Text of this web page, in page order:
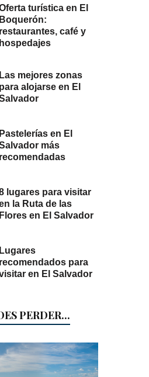
turística en El
Boquerón:
restaurantes, café y
hospedajes
Las mejores zonas
para alojarse en El
Pastelerías en El
más
recomendadas
lugares para visitar
la Ruta de las
Flores en El Salvador
Lugares
recomendados para
en El Salvador
PERDER...